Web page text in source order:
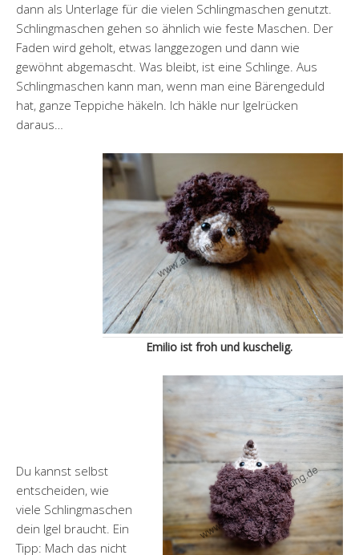
dann als Unterlage für die vielen Schlingmaschen genutzt.
Schlingmaschen gehen so ähnlich wie feste Maschen. Der
Faden wird geholt, etwas langgezogen und dann wie
gewöhnt abgemascht. Was bleibt, ist eine Schlinge. Aus
Schlingmaschen kann man, wenn man eine Bärengeduld
hat, ganze Teppiche häkeln. Ich häkle nur Igelrücken
daraus…
Emilio ist froh und kuschelig.
Du kannst selbst
entscheiden, wie
viele Schlingmaschen
dein Igel braucht. Ein
Tipp: Mach das nicht